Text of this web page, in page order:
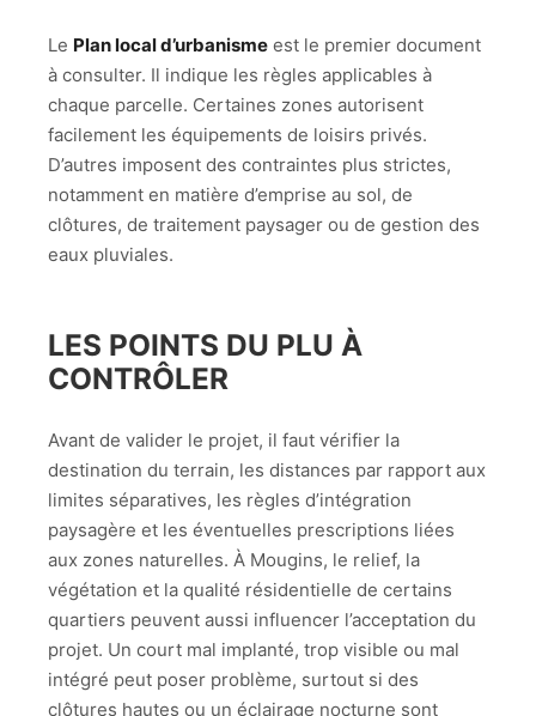
Le Plan local d’urbanisme est le premier document
à consulter. Il indique les règles applicables à
chaque parcelle. Certaines zones autorisent
facilement les équipements de loisirs privés.
D’autres imposent des contraintes plus strictes,
notamment en matière d’emprise au sol, de
clôtures, de traitement paysager ou de gestion des
eaux pluviales.
LES POINTS DU PLU À
CONTRÔLER
Avant de valider le projet, il faut vérifier la
destination du terrain, les distances par rapport aux
limites séparatives, les règles d’intégration
paysagère et les éventuelles prescriptions liées
aux zones naturelles. À Mougins, le relief, la
végétation et la qualité résidentielle de certains
quartiers peuvent aussi influencer l’acceptation du
projet. Un court mal implanté, trop visible ou mal
intégré peut poser problème, surtout si des
clôtures hautes ou un éclairage nocturne sont